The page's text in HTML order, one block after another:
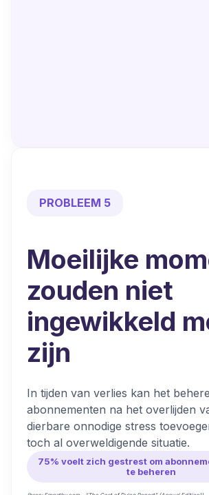
PROBLEEM 5
Moeilijke
zouden niet
ingewikkeld
zijn
In tijden van verlies kan het
abonnementen na het overlijden
dierbare onnodige stress
toch al overweldigende situatie.
75% voelt zich gestrest om
te beheren